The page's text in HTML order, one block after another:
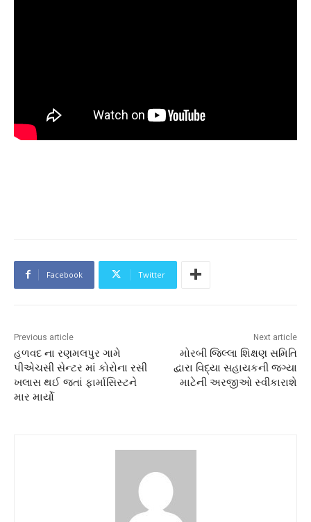
Facebook Twitter
Previous article
હળવદ ના રણમલપુર ગામે
પીએચસી સેન્ટર માં કોરોના રસી
ખલાસ થઈ જતાં ફાર્માસિસ્ટને
માર માર્યો
Next article
મોરબી જિલ્લા શિક્ષણ સમિતિ
દ્વારા વિદ્યા સહાયકની જગ્યા
માટેની અરજીઓ સ્વીકારાશે